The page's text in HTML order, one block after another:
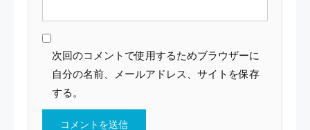
次回のコメントで使用するためブラウザーに
自分の名前、メールアドレス、サイトを保存
する。